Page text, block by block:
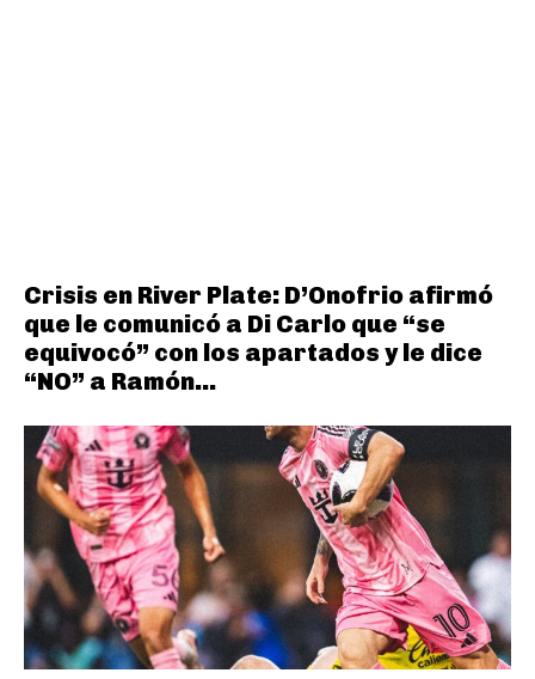
Crisis en River Plate: D’Onofrio afirmó
que le comunicó a Di Carlo que “se
equivocó” con los apartados y le dice
“NO” a Ramón...